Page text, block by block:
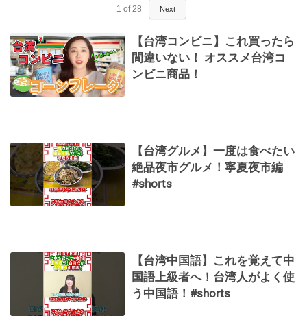
1 of 28 Next
【台湾コンビニ】これ買ったら
間違いない！ オススメ台湾コ
ンビニ商品！
【台湾グルメ】一度は食べたい
絶品夜市グルメ！寧夏夜市編
#shorts
【台湾中国語】これを覚えて中
国語上級者へ！台湾人がよく使
う中国語！#shorts